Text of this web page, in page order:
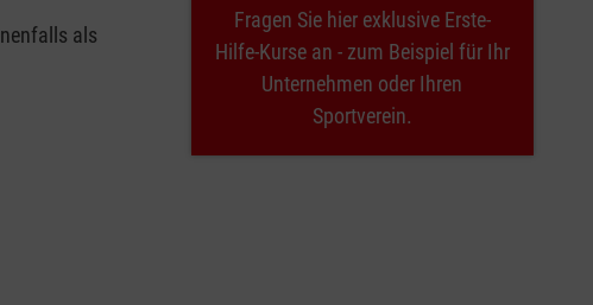
als
Fragen Sie hier exklusive Erste-
Hilfe-Kurse an - zum Beispiel für Ihr
Unternehmen oder Ihren
Sportverein.